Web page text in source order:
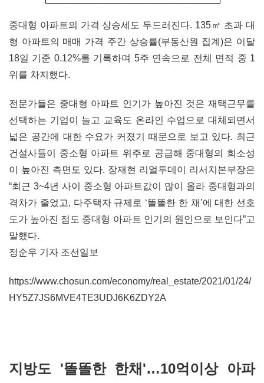
중대형 아파트의 가격 상승세도 두드러진다. 135㎡ 초과 대
형 아파트의 매매 가격 주간 상승률(부동산원 집계)은 이달
18일 기준 0.12%를 기록하며 5주 연속으로 전체 면적 중 1
위를 차지했다.
전문가들은 중대형 아파트 인기가 높아진 것은 재택근무를
선택하는 기업이 늘고 교육도 온라인 수업으로 대체되면서
넓은 공간에 대한 수요가 커졌기 때문으로 보고 있다. 최근
건설사들이 중소형 아파트 위주로 공급해 중대형의 희소성
이 높아진 측면도 있다. 장재현 리얼투데이 리서치본부장은
“최근 3~4년 사이 중소형 아파트값이 많이 올라 중대형과의
격차가 줄었고, 다주택자 규제로 ‘똘똘한 한 채’에 대한 선호
도가 높아진 점도 중대형 아파트 인기의 원인으로 보인다”고
말했다.
정순우 기자 조선일보
https://www.chosun.com/economy/real_estate/2021/01/24/
HY5Z7JS6MVE4TE3UDJ6K6ZDY2A
지방도 '똘똘한 한채'…10억이상 아파